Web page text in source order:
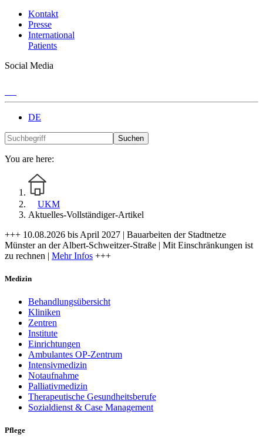
Kontakt
Presse
International
Patients
Social Media
DE
Suchen
You are here:
UKM
Aktuelles-Vollständiger-Artikel
+++ 10.08.2026 bis April 2027 | Bauarbeiten der Stadtnetze
Münster an der Albert-Schweitzer-Straße | Mit Einschränkungen ist
zu rechnen | Mehr Infos +++
Medizin
Behandlungsübersicht
Kliniken
Zentren
Institute
Einrichtungen
Ambulantes OP-Zentrum
Intensivmedizin
Notaufnahme
Palliativmedizin
Therapeutische Gesundheitsberufe
Sozialdienst & Case Management
Pflege